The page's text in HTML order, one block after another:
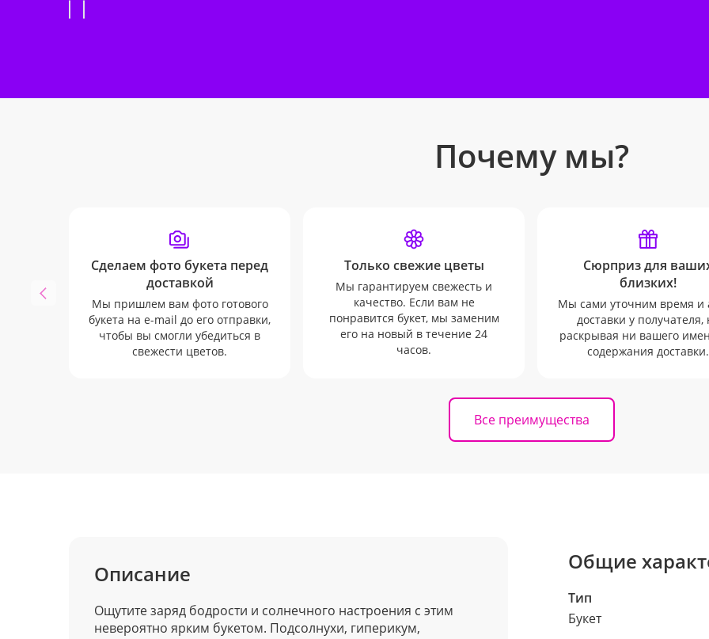
Почему мы?
Сделаем фото букета перед
доставкой
Мы пришлем вам фото готового
букета на e-mail до его отправки,
чтобы вы смогли убедиться в
свежести цветов.
Только свежие цветы
Мы гарантируем свежесть и
качество. Если вам не
понравится букет, мы заменим
его на новый в течение 24
часов.
Сюрприз для
близких!
Мы сами уточним время и
доставки у получателя,
раскрывая ни вашего
содержания доставки.
Все преимущества
Описание
Ощутите заряд бодрости и солнечного настроения с этим
невероятно ярким букетом. Подсолнухи, гиперикум,
Общие
Тип
Букет